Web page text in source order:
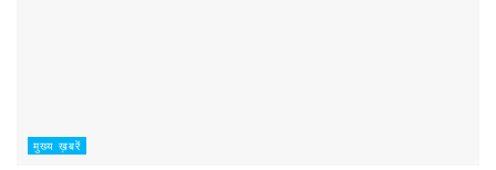
मुख्य ख़बरें